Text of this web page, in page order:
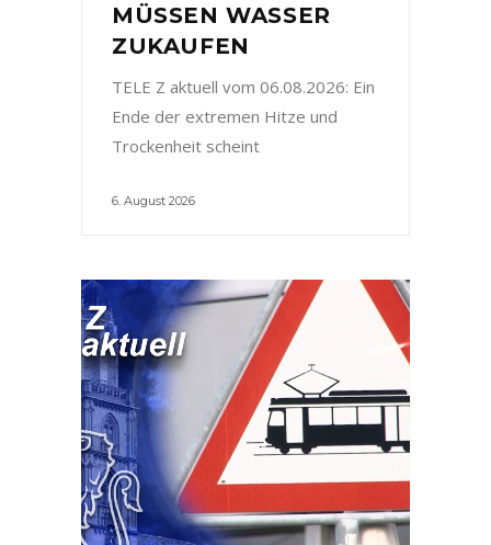
MÜSSEN WASSER
ZUKAUFEN
TELE Z aktuell vom 06.08.2026: Ein
Ende der extremen Hitze und
Trockenheit scheint
6. August 2026